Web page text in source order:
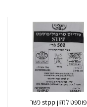
פוספט למזון stpp כשר